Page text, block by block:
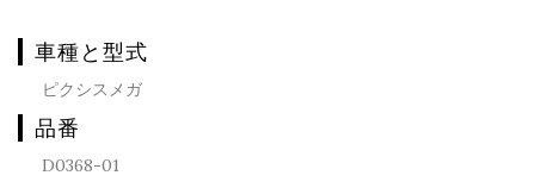
車種と型式
ピクシスメガ
品番
D0368-01